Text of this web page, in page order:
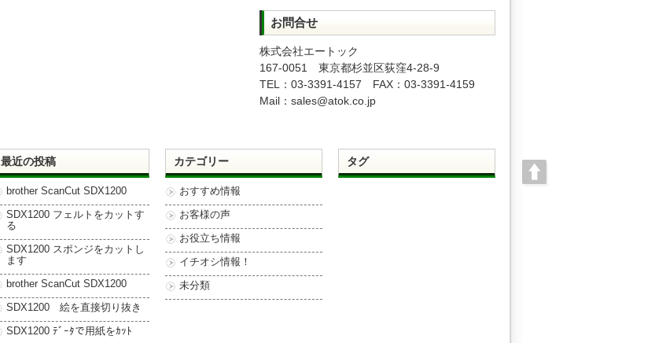
お問合せ
株式会社エートック
167-0051 東京都杉並区荻窪4-28-9
TEL：03-3391-4157 FAX：03-3391-4159
Mail：sales@atok.co.jp
最近の投稿
brother ScanCut SDX1200
SDX1200 フェルトをカットす
る
SDX1200 スポンジをカットし
ます
brother ScanCut SDX1200
SDX1200 絵を直接切り抜き
SDX1200 ﾃﾞｰﾀで用紙をｶｯﾄ
カテゴリー
おすすめ情報
お客様の声
お役立ち情報
イチオシ情報！
未分類
タグ